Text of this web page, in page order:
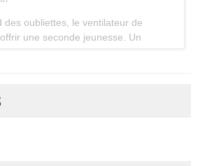
des oubliettes, le ventilateur de
une seconde jeunesse. Un